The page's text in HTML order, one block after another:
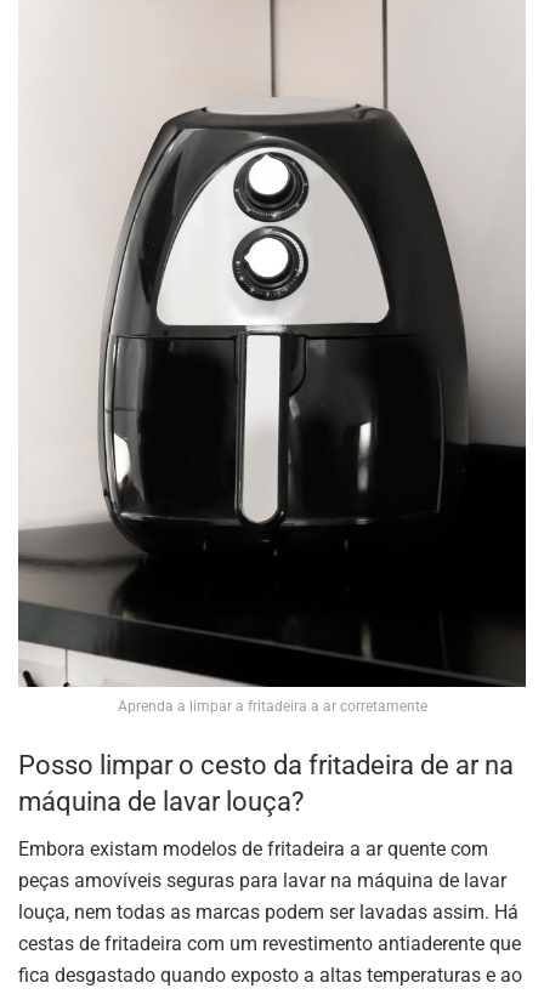
Aprenda a limpar a fritadeira a ar corretamente
Posso limpar o cesto da fritadeira de ar na
máquina de lavar louça?
Embora existam modelos de fritadeira a ar quente com
peças amovíveis seguras para lavar na máquina de lavar
louça, nem todas as marcas podem ser lavadas assim. Há
cestas de fritadeira com um revestimento antiaderente que
fica desgastado quando exposto a altas temperaturas e ao